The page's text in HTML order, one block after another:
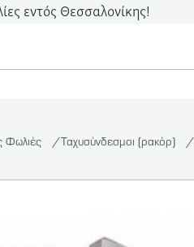
εντός Θεσσαλονίκης!
Φωλιές Ταχυσύνδεσμοι (ρακόρ)